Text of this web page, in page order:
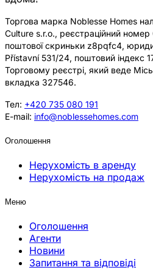
Торгова марка Noblesse Homes
Culture s.r.o., реєстраційний номер
поштової скриньки z8pqfc4,
Přístavní 531/24, поштовий індекс
Торговому реєстрі, який веде
вкладка 327546.
Тел: +420 735 080 191
E-mail: info@noblessehomes.com
Оголошення
Нерухомість в аренду
Нерухомість на продаж
Меню
Оголошення
Агенти
Новини
Запитання та відповіді